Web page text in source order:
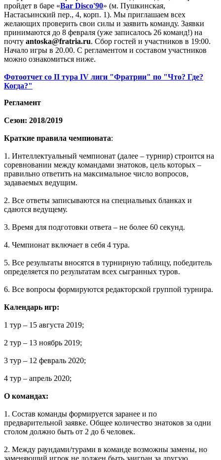
пройдет в баре «Bar Disco'90» (м. Пушкинская,
Настасьинский пер., 4, корп. 1). Мы приглашаем всех
желающих проверить свои силы и заявить команду. Заявки
принимаются до 8 февраля (уже записалось 26 команд!) на
почту antoska@fratria.ru. Сбор гостей и участников в 19:00.
Начало игры в 20.00. С регламентом и составом участников
можно ознакомиться ниже.
Фотоотчет со II тура IV лиги "Фратрии" по "Что? Где?
Когда?"
Регламент
Сезон: 2018/2019
Краткие правила чемпионата:
1. Интеллектуальный чемпионат (далее – турнир) строится на
соревновании между командами знатоков, цель которых –
правильно ответить на максимальное число вопросов,
задаваемых ведущим.
2. Все ответы записываются на специальных бланках и
сдаются ведущему.
3. Время для подготовки ответа – не более 60 секунд.
4. Чемпионат включает в себя 4 тура.
5. Все результаты вносятся в турнирную таблицу, победитель
определяется по результатам всех сыгранных туров.
6. Все вопросы формируются редакторской группой турнира.
Календарь игр:
1 тур – 15 августа 2019;
2 тур – 13 ноябрь 2019;
3 тур – 12 февраль 2020;
4 тур – апрель 2020;
О командах:
1. Состав команды формируется заранее и по
предварительной заявке. Общее количество знатоков за одни
столом должно быть от 2 до 6 человек.
2. Между раундами/турами в команде возможны замены, но
заменяющий игрок не должен быть заигран за другую